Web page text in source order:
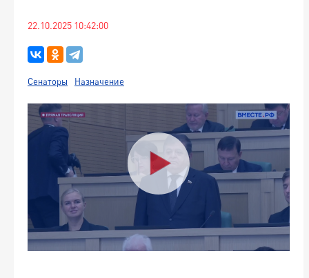
22.10.2025 10:42:00
Сенаторы Назначение